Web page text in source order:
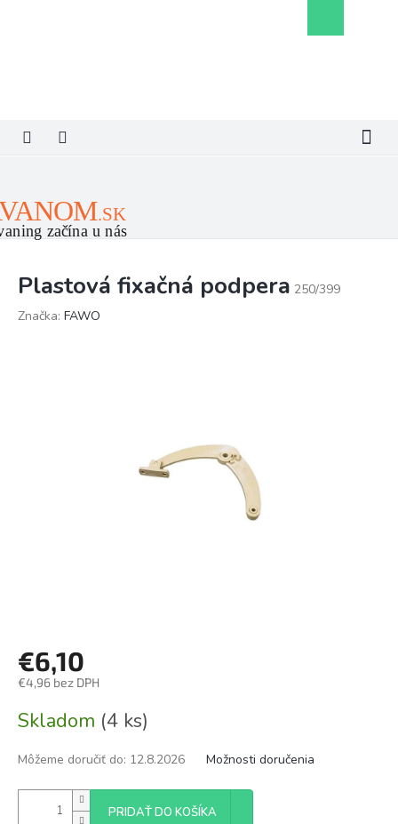
košík
Plastová fixačná podpera 250/399
Značka: FAWO
€6,10
€4,96 bez DPH
cena:
Skladom (4 ks)
Môžeme doručiť do: 12.8.2026 Možnosti doručenia
PRIDAŤ DO KOŠÍKA